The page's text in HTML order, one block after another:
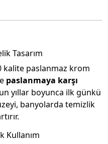
Tasarım
kalite paslanmaz krom
paslanmaya karşı
yıllar boyunca ilk günkü
banyolarda temizlik
Kullanım